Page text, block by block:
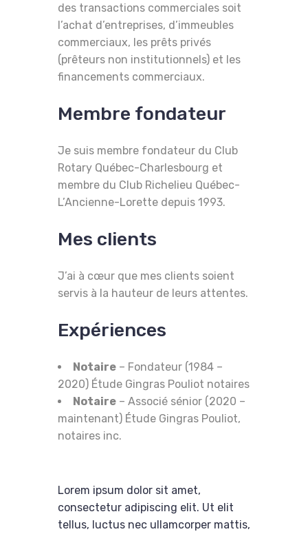
des transactions commerciales soit
l’achat d’entreprises, d’immeubles
commerciaux, les prêts privés
(prêteurs non institutionnels) et les
financements commerciaux.
Membre fondateur
Je suis membre fondateur du Club
Rotary Québec-Charlesbourg et
membre du Club Richelieu Québec-
L’Ancienne-Lorette depuis 1993.
Mes clients
J’ai à cœur que mes clients soient
servis à la hauteur de leurs attentes.
Expériences
Notaire – Fondateur (1984 –
2020) Étude Gingras Pouliot notaires
Notaire – Associé sénior (2020 –
maintenant) Étude Gingras Pouliot,
notaires inc.
Lorem ipsum dolor sit amet,
consectetur adipiscing elit. Ut elit
tellus, luctus nec ullamcorper mattis,